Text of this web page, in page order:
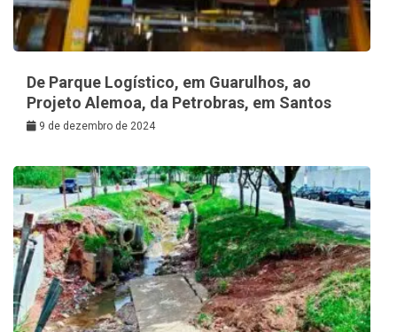
De Parque Logístico, em Guarulhos, ao
Projeto Alemoa, da Petrobras, em Santos
9 de dezembro de 2024